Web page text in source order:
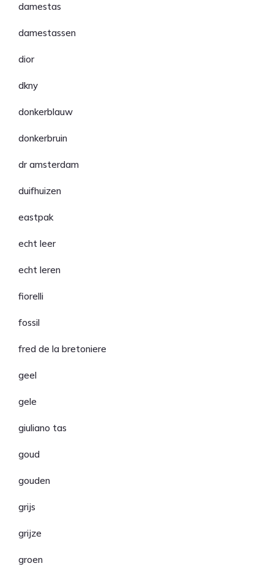
damestas
damestassen
dior
dkny
donkerblauw
donkerbruin
dr amsterdam
duifhuizen
eastpak
echt leer
echt leren
fiorelli
fossil
fred de la bretoniere
geel
gele
giuliano tas
goud
gouden
grijs
grijze
groen